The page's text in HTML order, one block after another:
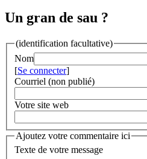
Un gran de sau ?
(identification facultative)
Nom
[Se connecter]
Courriel (non publié)
Votre site web
Ajoutez votre commentaire ici
Texte de votre message